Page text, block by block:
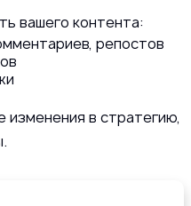
вашего контента:
репостов
в стратегию,